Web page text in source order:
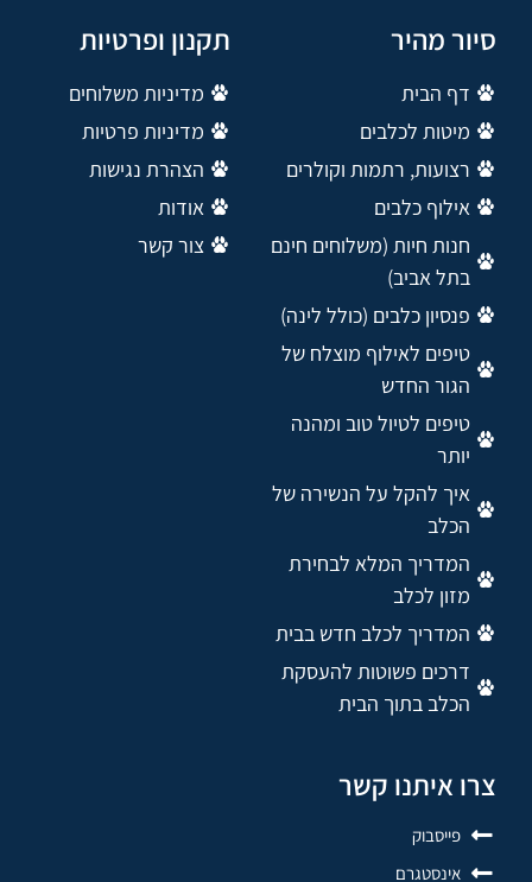
סיור מהיר
דף הבית
מיטות לכלבים
רצועות, רתמות וקולרים
אילוף כלבים
חנות חיות (משלוחים חינם
בתל אביב)
פנסיון כלבים (כולל לינה)
טיפים לאילוף מוצלח של
הגור החדש
טיפים לטיול טוב ומהנה
יותר
איך להקל על הנשירה של
הכלב
המדריך המלא לבחירת
מזון לכלב
המדריך לכלב חדש בבית
דרכים פשוטות להעסקת
הכלב בתוך הבית
תקנון ופרטיות
מדיניות משלוחים
מדיניות פרטיות
הצהרת נגישות
אודות
צור קשר
צרו איתנו קשר
פייסבוק
אינסטגרם